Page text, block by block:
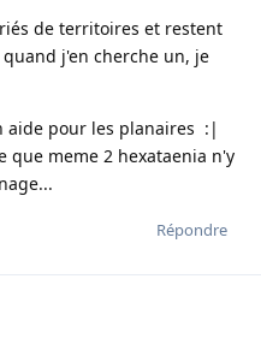
de territoires et restent
j'en cherche un, je
aide pour les planaires :|
meme 2 hexataenia n'y
Répondre